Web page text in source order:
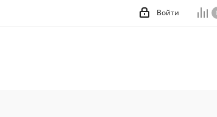
Войти